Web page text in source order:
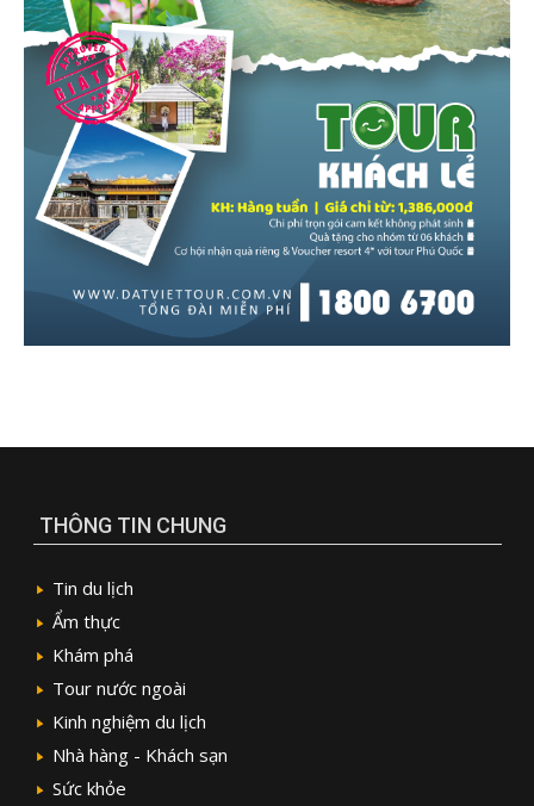
THÔNG TIN CHUNG
Tin du lịch
Ẩm thực
Khám phá
Tour nước ngoài
Kinh nghiệm du lịch
Nhà hàng - Khách sạn
Sức khỏe